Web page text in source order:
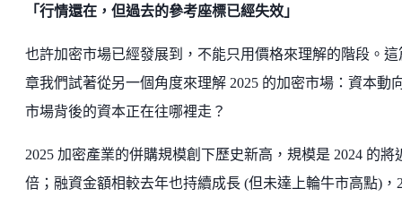
「行情還在，但過去的參考座標已經失效」
也許加密市場已經發展到，不能只用價格來理解的階段。這
章我們試著從另一個角度來理解 2025 的加密市場：資本動
市場背後的資本正在往哪裡走？
2025 加密產業的併購規模創下歷史新高，規模是 2024 的將
倍；融資金額相較去年也持續成長 (但未達上輪牛市高點)，